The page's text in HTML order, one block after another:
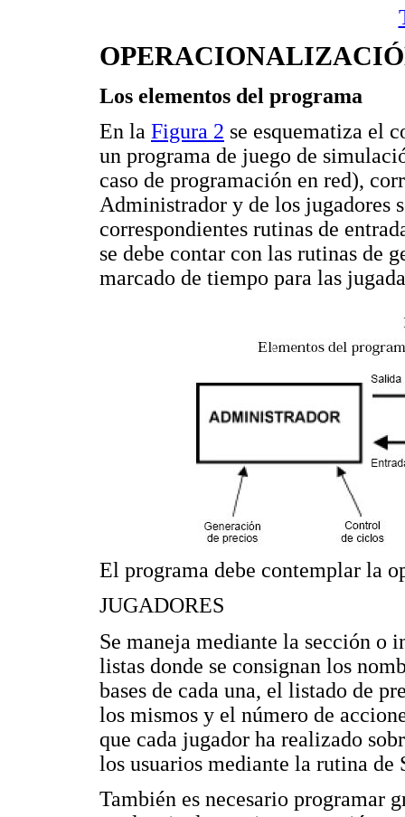
Los elementos del programa
En la Figura 2 se esquematiza el
un programa de juego de
caso de programación en red),
Administrador y de los jugadores
correspondientes rutinas de
se debe contar con las rutinas de
marcado de tiempo para las
El programa debe contemplar la
JUGADORES
Se maneja mediante la sección o
listas donde se consignan los
bases de cada una, el listado de
los mismos y el número de
que cada jugador ha realizado
los usuarios mediante la rutina
También es necesario programar